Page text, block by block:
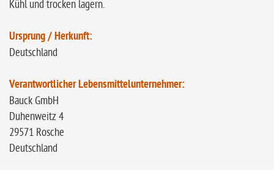
Kühl und trocken lagern.
Ursprung / Herkunft:
Deutschland
Verantwortlicher Lebensmittelunternehmer:
Bauck GmbH
Duhenweitz 4
29571 Rosche
Deutschland